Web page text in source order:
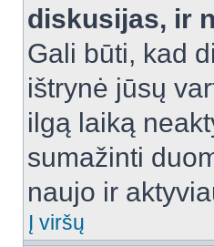
diskusijas, ir
Gali būti, kad
ištrynė jūsų
ilgą laiką
sumažinti
naujo ir
Į viršų